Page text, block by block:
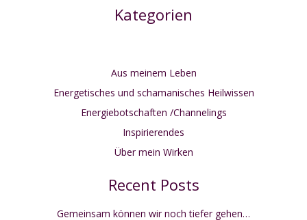
Kategorien
Aus meinem Leben
Energetisches und schamanisches Heilwissen
Energiebotschaften /Channelings
Inspirierendes
Über mein Wirken
Recent Posts
Gemeinsam können wir noch tiefer gehen…